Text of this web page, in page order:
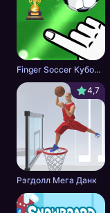
Finger Soccer Кубок мира
4,7
Рэгдолл Мега Данк